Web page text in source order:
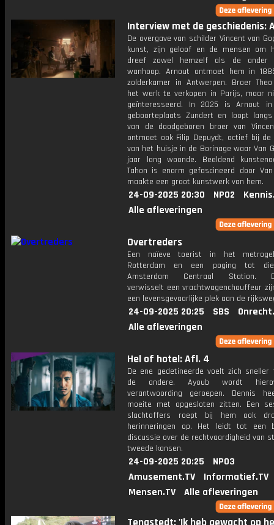
Interview met de geschiedenis:
De overgave van schilder Vincent van
kunst, zijn geloof en de mensen om
dreef zowel hemzelf als de ander
wanhoop. Arnout ontmoet hem in
zolderkamer in Antwerpen. Broer
het werk te verkopen in Parijs, maar
geïnteresseerd. In 2025 is Arnout in
geboorteplaats Zundert en loopt
van de doodgeboren broer van
ontmoet ook Filip Depuydt, actief bij de
van het huisje in de Borinage waar Van
jaar lang woonde. Beeldend
Tahon is enorm gefascineerd door
maakte een groot kunstwerk van hem.
24-09-2025 20:30 NPO2
Alle afleveringen
Overtreders
Een naïeve toerist in het
Rotterdam en een poging tot
Amsterdam Centraal Station.
verwisselt een vrachtwagenchauffeur
een levensgevaarlijke plek aan de
24-09-2025 20:25 SBS
Alle afleveringen
Hel of hotel: Afl. 4
De ene gedetineerde voelt zich sneller
de andere. Ayoub wordt
verantwoording geroepen. Dennis
moeite met opgesloten zitten. Een
slachtoffers roept bij hem ook
herinneringen op. Het leidt tot een
discussie over de rechtvaardigheid van
tweede kansen.
24-09-2025 20:25
NPO3
Amusement.TV
Informatief.TV
Mensen.TV
Alle afleveringen